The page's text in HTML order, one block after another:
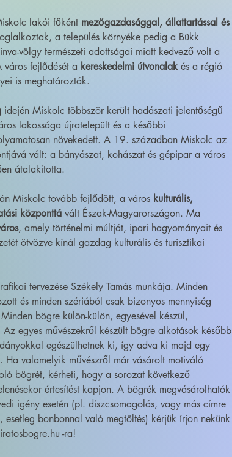
lakói főként mezőgazdasággal, állattartással és
a település környéke pedig a Bükk
völgy természeti adottságai miatt kedvező volt a
fejlődését a kereskedelmi útvonalakés a régió
is meghatározták.
idején Miskolc többször került hadászati jelentőségű
lakossága újratelepült és a későbbi
növekedett. A 19. században Miskolc az
vált: a bányászat, kohászat és gépipar a város
átalakította.
Miskolc tovább fejlődött, a város kulturális,
központtá vált Észak-Magyarországon. Ma
, amely történelmi múltját, ipari hagyományait és
ötvözve kínál gazdag kulturális és turisztikai
tervezése Székely Tamás munkája. Minden
és minden szériából csak bizonyos mennyiség
bögre külön-külön, egyesével készül,
egyes művészekről készült bögre alkotások később
egészülhetnek ki, így adva ki majd egy
Ha valamelyik művészről már vásárolt motiváló
bögrét, kérheti, hogy a sorozat következő
értesítést kapjon. A bögrék megvásárolhatók
igény esetén (pl. díszcsomagolás, vagy más címre
esetleg bonbonnal való megtöltés) kérjük írjon nekünk
-ra!